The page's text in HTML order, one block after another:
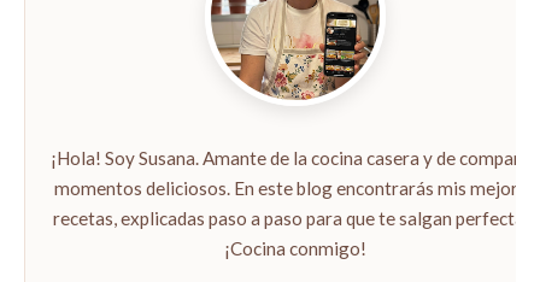
¡Hola! Soy Susana. Amante de la cocina casera y de compartir
momentos deliciosos. En este blog encontrarás mis mejores
recetas, explicadas paso a paso para que te salgan perfectas.
¡Cocina conmigo!